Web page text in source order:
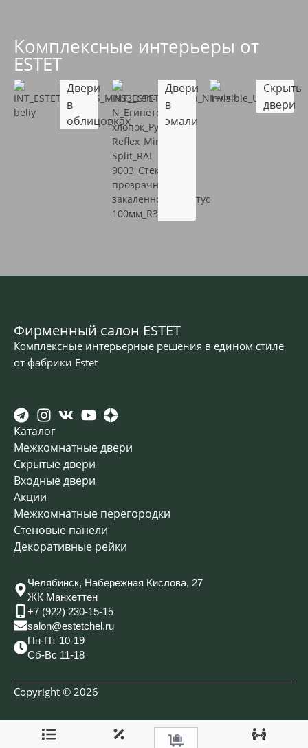
Комплексные интерьеры от
ESTET
Двери
в
облицовках
Двери
в
эмали
двери
Фирменный салон ESTET
Комплексные интерьерные решения в едином стиле
от фабрики Estet
Каталог
Межкомнатные двери
Скрытые двери
Входные двери
Акции
Межкомнатные перегородки
Стеновые панели
Декоративные рейки
Челябинск, Набережная Кислова, 27
ЖК Манхеттен
+7 (922) 230-15-15
salon@estetchel.ru
Пн-Пт 10-19
Сб-Вс 11-18
Copyright © 2026